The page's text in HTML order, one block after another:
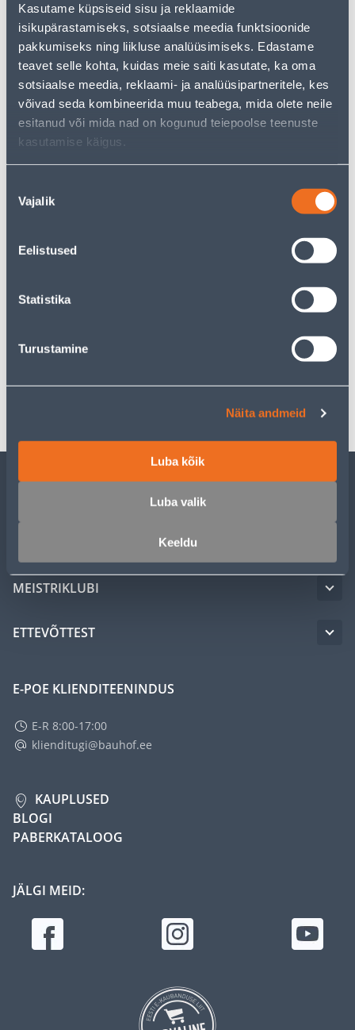
Kasutame küpsiseid sisu ja reklaamide
isikupärastamiseks, sotsiaalse meedia funktsioonide
pakkumiseks ning liikluse analüüsimiseks. Edastame
teavet selle kohta, kuidas meie saiti kasutate, ka oma
sotsiaalse meedia, reklaami- ja analüüsipartneritele, kes
võivad seda kombineerida muu teabega, mida olete neile
esitanud või mida nad on kogunud teiepoolse teenuste
kasutamise käigus.
valik
Vajalik
Eelistused
Statistika
Turustamine
Näita andmeid
Luba kõik
Luba valik
Keeldu
Vaata saadavust
• Ümbrispott mõõtmetega 29 x 29 x 13,5 cm.
• Materjal on tsement.
• Kasutamiseks nii sise- kui välistingimustes.
• 14-päevane tagastusõigus.
Spetsifikatsioon
MEISTRIKLUBI
ETTEVÕTTEST
E-POE KLIENDITEENINDUS
E-R 8:00-17:00
klienditugi@bauhof.ee
KAUPLUSED
BLOGI
PABERKATALOOG
JÄLGI MEID: